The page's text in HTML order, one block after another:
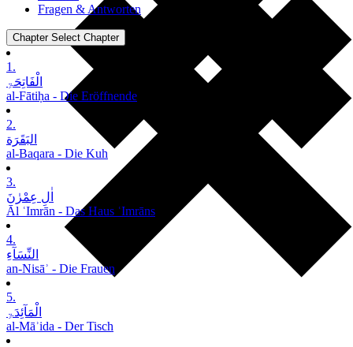
Fragen & Antworten
Chapter Select Chapter
1.
الْفَاتِحَۃِ
al-Fātiḥa - Die Eröffnende
2.
البَقَرَة
al-Baqara - Die Kuh
3.
اٰلِ عِمْرٰنَ
Āl ʿImrān - Das Haus ʿImrāns
4.
النِّسَآءِ
an-Nisāʾ - Die Frauen
5.
الْمَآئِدَۃِ
al-Māʾida - Der Tisch